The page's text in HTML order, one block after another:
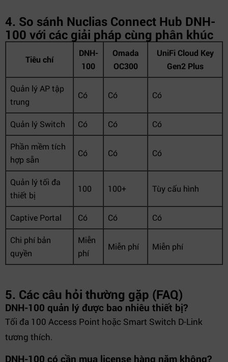
4. So sánh Nuclias Connect Hub DNH-
100 với các giải pháp cùng phân khúc
Tiêu chí
DNH-
100
Omada
OC300
UniFi Cloud Key
Gen2 Plus
Quản lý AP tập
trung
Có Có Có
Quản lý Switch Có Có Có
Phần mềm tích
hợp sẵn
Có Có Có
Quản lý tối đa
thiết bị
100 100+ Tùy cấu hình
Captive Portal Có Có Có
Chi phí bản
quyền
Miễn
phí
Miễn phí Miễn phí
5. Các câu hỏi thường gặp (FAQ)
DNH-100 quản lý được bao nhiêu thiết bị?
Tối đa 100 Access Point hoặc Smart Switch D-Link
tương thích.
DNH-100 có cần mua license hàng năm không?